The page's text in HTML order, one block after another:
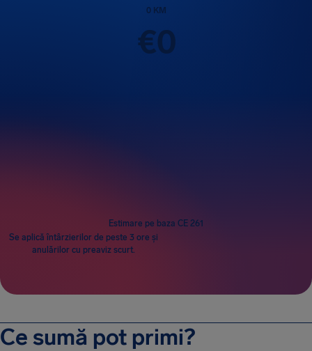
0KM
€0
Estimare pe baza CE 261
Se aplică întârzierilor de peste 3 ore și
anulărilor cu preaviz scurt.
Ce sumă pot primi?